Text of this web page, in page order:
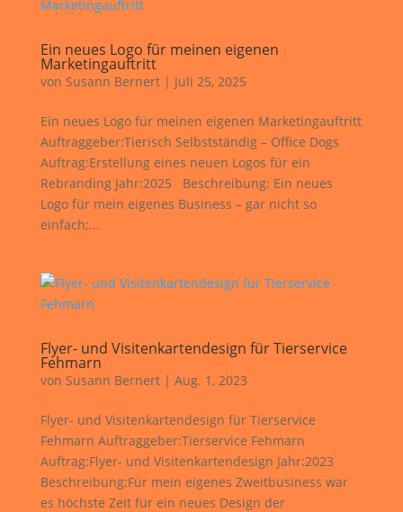
Ein neues Logo für meinen eigenen
Marketingauftritt
von Susann Bernert| Juli 25, 2025
Ein neues Logo für meinen eigenen Marketingauftritt
Auftraggeber:Tierisch Selbstständig – Office Dogs
Auftrag:Erstellung eines neuen Logos für ein
Rebranding Jahr:2025 Beschreibung: Ein neues
Logo für mein eigenes Business – gar nicht so
einfach;...
Flyer- und Visitenkartendesign für Tierservice
Fehmarn
von Susann Bernert| Aug. 1, 2023
Flyer- und Visitenkartendesign für Tierservice
Fehmarn Auftraggeber:Tierservice Fehmarn
Auftrag:Flyer- und Visitenkartendesign Jahr:2023
Beschreibung:Für mein eigenes Zweitbusiness war
es höchste Zeit für ein neues Design der